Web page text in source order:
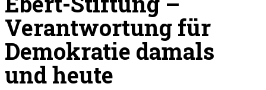
Verantwortung für
Demokratie damals
und heute